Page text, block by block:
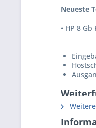
Neueste
• HP 8